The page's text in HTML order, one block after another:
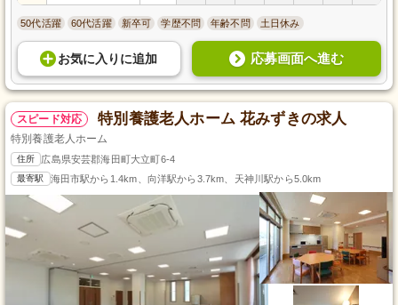
50代活躍 60代活躍 新卒可 学歴不問 年齢不問 土日休み
お気に入り に追加 応募画面へ進む
スピード対応 特別養護老人ホーム 花みずきの求人
特別養護老人ホーム
住所 広島県安芸郡海田町大立町6-4
最寄駅 海田市駅から1.4km、向洋駅から3.7km、天神川駅から5.0km